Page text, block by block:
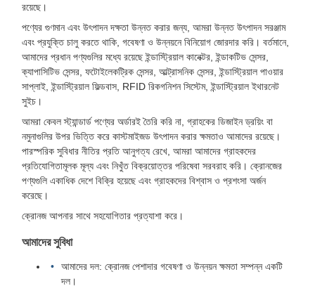
রয়েছে।
পণ্যের গুণমান এবং উৎপাদন দক্ষতা উন্নত করার জন্য, আমরা উন্নত উৎপাদন সরঞ্জাম
এবং প্রযুক্তি চালু করতে থাকি, গবেষণা ও উন্নয়নে বিনিয়োগ জোরদার করি। বর্তমানে,
আমাদের প্রধান পণ্যগুলির মধ্যে রয়েছে ইন্ডাস্ট্রিয়াল কানেক্টর, ইন্ডাকটিভ সেন্সর,
ক্যাপাসিটিভ সেন্সর, ফটোইলেকট্রিক সেন্সর, আল্ট্রাসনিক সেন্সর, ইন্ডাস্ট্রিয়াল পাওয়ার
সাপ্লাই, ইন্ডাস্ট্রিয়াল ফিল্ডবাস, RFID রিকগনিশন সিস্টেম, ইন্ডাস্ট্রিয়াল ইথারনেট
সুইচ।
আমরা কেবল স্ট্যান্ডার্ড পণ্যের অর্ডারই তৈরি করি না, গ্রাহকের ডিজাইন ড্রয়িং বা
নমুনাগুলির উপর ভিত্তি করে কাস্টমাইজড উৎপাদন করার ক্ষমতাও আমাদের রয়েছে।
পারস্পরিক সুবিধার নীতির প্রতি আনুগত্য রেখে, আমরা আমাদের গ্রাহকদের
প্রতিযোগিতামূলক মূল্য এবং নিখুঁত বিক্রয়োত্তর পরিষেবা সরবরাহ করি। ক্রোনজের
পণ্যগুলি একাধিক দেশে বিক্রি হয়েছে এবং গ্রাহকদের বিশ্বাস ও প্রশংসা অর্জন
করেছে।
ক্রোনজ আপনার সাথে সহযোগিতার প্রত্যাশা করে।
আমাদের সুবিধা
আমাদের দল: ক্রোনজ পেশাদার গবেষণা ও উন্নয়ন ক্ষমতা সম্পন্ন একটি
দল।